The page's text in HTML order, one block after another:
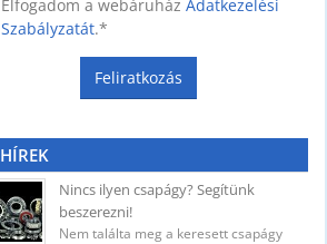
Elfogadom a webáruház Adatkezelési
Szabályzatát.*
Feliratkozás
HÍREK
Nincs ilyen csapágy? Segítünk
beszerezni!
Nem találta meg a keresett csapágy